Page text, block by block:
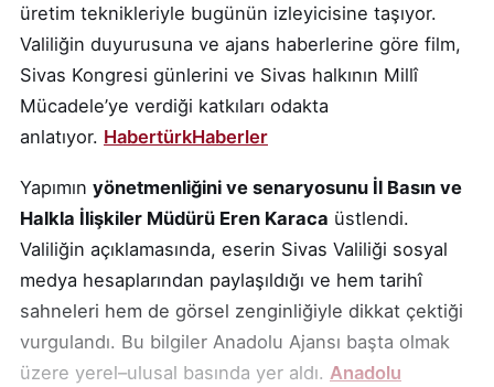
üretim teknikleriyle bugünün izleyicisine taşıyor.
Valiliğin duyurusuna ve ajans haberlerine göre film,
Sivas Kongresi günlerini ve Sivas halkının Millî
Mücadele’ye verdiği katkıları odakta
anlatıyor. HabertürkHaberler
Yapımın yönetmenliğini ve senaryosunu İl Basın ve
Halkla İlişkiler Müdürü Eren Karaca üstlendi.
Valiliğin açıklamasında, eserin Sivas Valiliği sosyal
medya hesaplarından paylaşıldığı ve hem tarihî
sahneleri hem de görsel zenginliğiyle dikkat çektiği
vurgulandı. Bu bilgiler Anadolu Ajansı başta olmak
üzere yerel–ulusal basında yer aldı. Anadolu